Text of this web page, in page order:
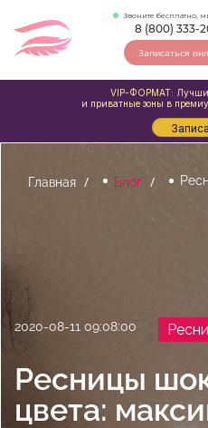
Звоните бесплатно,
8 (800) 333-
Записаться
Главная Блог
2020-08-11 09:08:00
Ресницы
цвета:
VIP-ФОРМАТ:
и приватные зоны в